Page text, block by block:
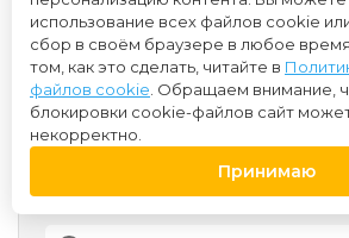
800 ₽
использование всех файлов cookie
сбор в своём браузере в любое
том, как это сделать, читайте в
файлов cookie . Обращаем внимание,
блокировки cookie-файлов сайт
некорректно.
Принимаю